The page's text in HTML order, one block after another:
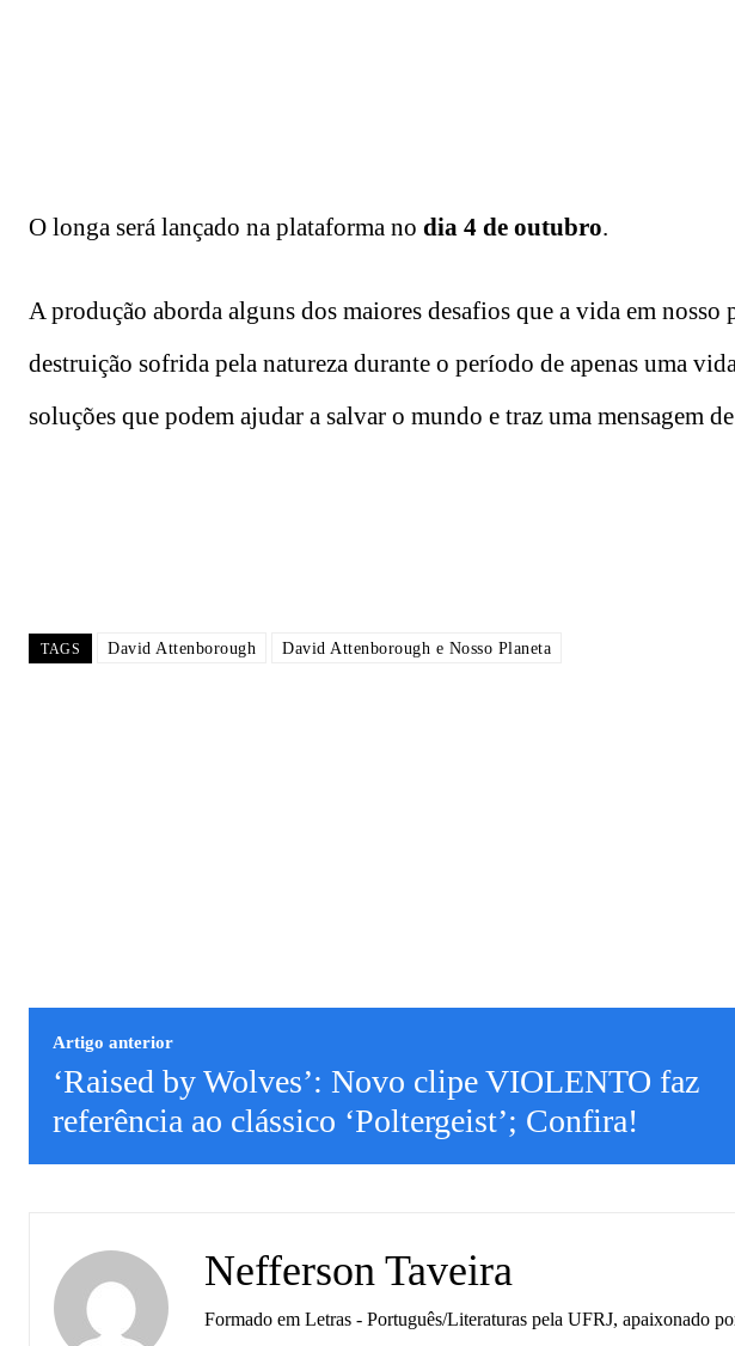
O longa será lançado na plataforma no dia 4 de outubro.
A produção aborda alguns dos maiores desafios que a vida em nosso
destruição sofrida pela natureza durante o período de apenas uma
soluções que podem ajudar a salvar o mundo e traz uma mensagem
TAGS David Attenborough David Attenborough e Nosso Planeta
Artigo anterior
‘Raised by Wolves’: Novo clipe VIOLENTO faz
referência ao clássico ‘Poltergeist’; Confira!
Nefferson Taveira
Formado em Letras - Português/Literaturas pela UFRJ, apaixonado